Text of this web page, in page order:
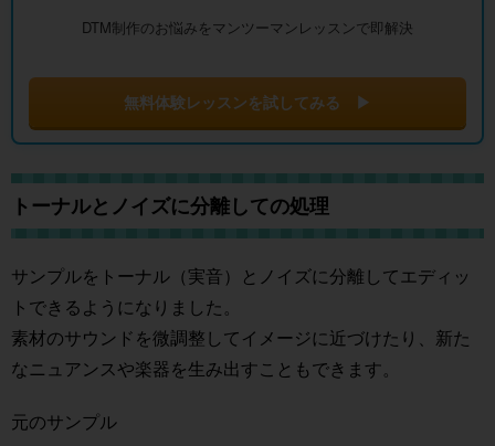
DTM制作のお悩みをマンツーマンレッスンで即解決
無料体験レッスンを試してみる ▶
トーナルとノイズに分離しての処理
サンプルをトーナル（実音）とノイズに分離してエディッ
トできるようになりました。
素材のサウンドを微調整してイメージに近づけたり、新た
なニュアンスや楽器を生み出すこともできます。
元のサンプル